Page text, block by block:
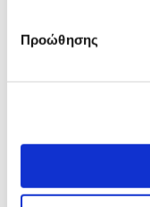
Προώθησης